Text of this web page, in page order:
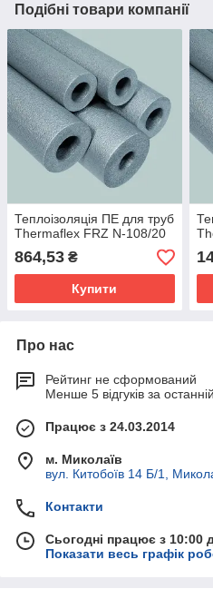
Подібні товари компанії
Теплоізоляція ПЕ для труб
Thermaflex FRZ N-108/20
864,53 ₴
Купити
Про нас
Рейтинг не сформований
Менше 5 відгуків за
Працює з 24.03.2014
м. Миколаїв
вул. Китобоїв 14 Б/1,
Контакти
Сьогодні працює з 10:00
Показати весь графік